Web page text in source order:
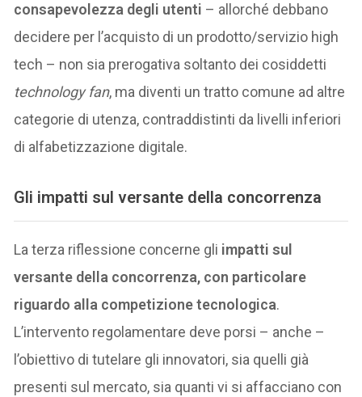
consapevolezza degli utenti – allorché debbano
decidere per l’acquisto di un prodotto/servizio high
tech – non sia prerogativa soltanto dei cosiddetti
technology fan, ma diventi un tratto comune ad altre
categorie di utenza, contraddistinti da livelli inferiori
di alfabetizzazione digitale.
Gli impatti sul versante della concorrenza
La terza riflessione concerne gli impatti sul
versante della concorrenza, con particolare
riguardo alla competizione tecnologica.
L’intervento regolamentare deve porsi – anche –
l’obiettivo di tutelare gli innovatori, sia quelli già
presenti sul mercato, sia quanti vi si affacciano con